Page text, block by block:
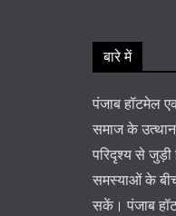
बारे में
पंजाब हॉटमेल
समाज के
परिदृश्य से
समस्याओं के
सकें। पंजाब